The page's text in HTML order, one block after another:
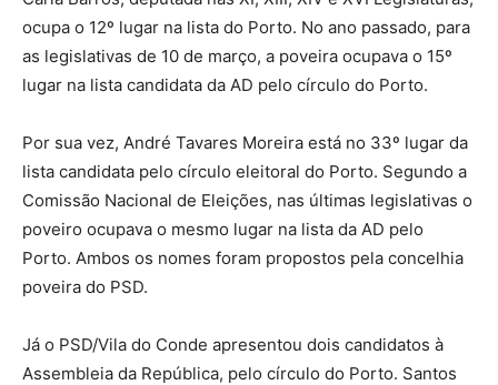
ocupa o 12º lugar na lista do Porto. No ano passado, para
as legislativas de 10 de março, a poveira ocupava o 15º
lugar na lista candidata da AD pelo círculo do Porto.
Por sua vez, André Tavares Moreira está no 33º lugar da
lista candidata pelo círculo eleitoral do Porto. Segundo a
Comissão Nacional de Eleições, nas últimas legislativas o
poveiro ocupava o mesmo lugar na lista da AD pelo
Porto. Ambos os nomes foram propostos pela concelhia
poveira do PSD.
Já o PSD/Vila do Conde apresentou dois candidatos à
Assembleia da República, pelo círculo do Porto. Santos